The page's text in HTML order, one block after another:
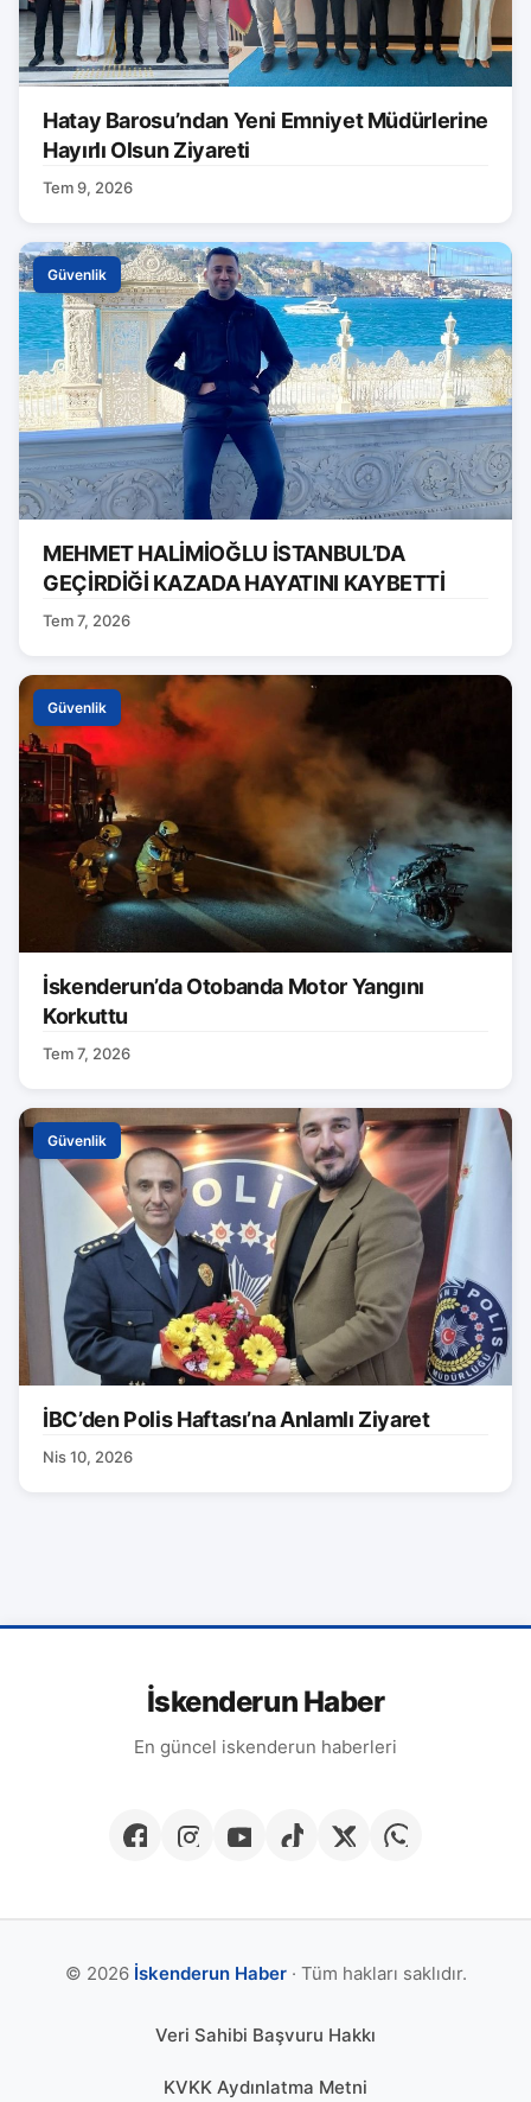
Hatay Barosu’ndan Yeni Emniyet Müdürlerine
Hayırlı Olsun Ziyareti
Tem 9, 2026
Güvenlik
MEHMET HALİMİOĞLU İSTANBUL’DA
GEÇİRDİĞİ KAZADA HAYATINI KAYBETTİ
Tem 7, 2026
Güvenlik
İskenderun’da Otobanda Motor Yangını
Korkuttu
Tem 7, 2026
Güvenlik
İBC’den Polis Haftası’na Anlamlı Ziyaret
Nis 10, 2026
İskenderun Haber
En güncel iskenderun haberleri
© 2026 İskenderun Haber· Tüm hakları saklıdır.
Veri Sahibi Başvuru Hakkı
KVKK Aydınlatma Metni